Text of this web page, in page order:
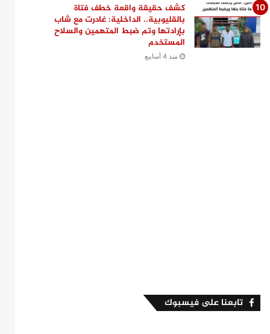
كشف حقيقة واقعة خطف فتاة
بالقليوبية.. الداخلية: غادرت مع شاب
بإرادتها وتم ضبط المتهمين والسلاح
المستخدم
منذ 4 أسابيع
تابعنا على فيسبوك